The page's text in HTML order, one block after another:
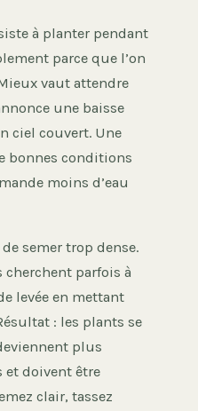
à planter pendant
parce que l’on
vaut attendre
une baisse
ciel couvert. Une
bonnes conditions
moins d’eau
semer trop dense.
parfois à
levée en mettant
: les plants se
plus
et doivent être
clair, tassez